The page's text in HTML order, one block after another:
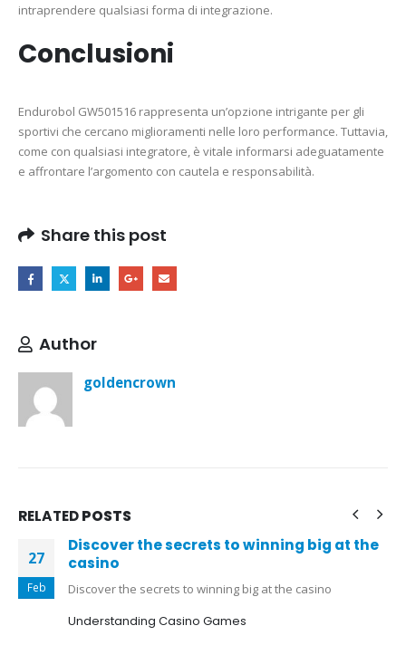
intraprendere qualsiasi forma di integrazione.
Conclusioni
Endurobol GW501516 rappresenta un’opzione intrigante per gli
sportivi che cercano miglioramenti nelle loro performance. Tuttavia,
come con qualsiasi integratore, è vitale informarsi adeguatamente
e affrontare l’argomento con cautela e responsabilità.
Share this post
Author
goldencrown
RELATEDPOSTS
27
Feb
Discover the secrets to winning big at the
casino
Discover the secrets to winning big at the casino
Understanding Casino Games